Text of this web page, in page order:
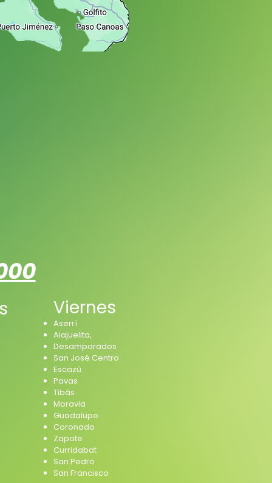
Viernes
Aserrí
Alajuelita,
Desamparados
San José Centro
Escazú
Pavas
Tibás
Moravia
Guadalupe
Coronado​​
Zapote
Curridabat
San Pedro
San Francisco